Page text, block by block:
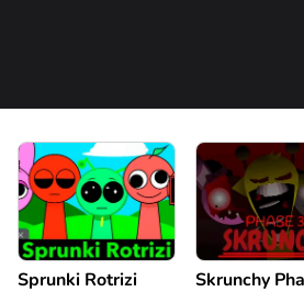
Sprunki Rotrizi Skrunchy